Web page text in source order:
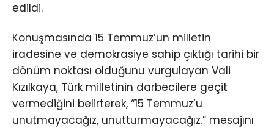
edildi.
Konuşmasında 15 Temmuz’un milletin
iradesine ve demokrasiye sahip çıktığı tarihi bir
dönüm noktası olduğunu vurgulayan Vali
Kızılkaya, Türk milletinin darbecilere geçit
vermediğini belirterek, “15 Temmuz’u
unutmayacağız, unutturmayacağız.” mesajını